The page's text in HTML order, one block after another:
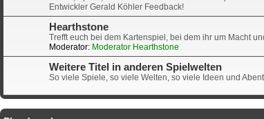
Entwickler Gerald Köhler Feedback!
Hearthstone
Trefft euch bei dem Kartenspiel, bei dem ihr um Macht
Moderator: Moderator Hearthstone
Weitere Titel in anderen Spielwelten
So viele Spiele, so viele Welten, so viele Ideen und